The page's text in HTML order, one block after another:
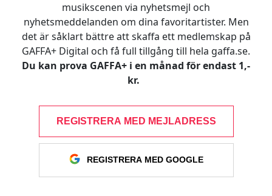
musikscenen via nyhetsmejl och
nyhetsmeddelanden om dina favoritartister. Men
det är såklart bättre att skaffa ett medlemskap på
GAFFA+ Digital och få full tillgång till hela gaffa.se.
Du kan prova GAFFA+ i en månad för endast 1,-
kr.
REGISTRERA MED MEJLADRESS
REGISTRERA MED GOOGLE